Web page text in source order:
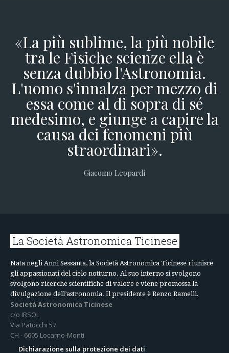
«La più sublime, la più nobile
tra le Fisiche scienze ella è
senza dubbio l'Astronomia.
L'uomo s'innalza per mezzo di
essa come al di sopra di sé
medesimo, e giunge a capire la
causa dei fenomeni più
straordinari».
Giacomo Leopardi
La Società Astronomica Ticinese
Nata negli Anni Sessanta, la Società Astronomica Ticinese riunisce
gli appassionati del cielo notturno. Al suo interno si svolgono
svolgono ricerche scientifiche di valore e viene promossa la
divulgazione dell’astronomia. Il presidente è Renzo Ramelli.
Società Astronomica Ticinese
c/o IRSOL
Via Patocchi 57
CH - 6605 Locarno-Monti
Dichiarazione sulla protezione dei dati